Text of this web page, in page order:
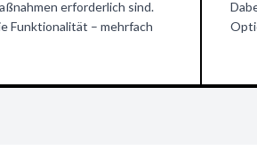
erforderlich sind.
Funktionalität – mehrfach